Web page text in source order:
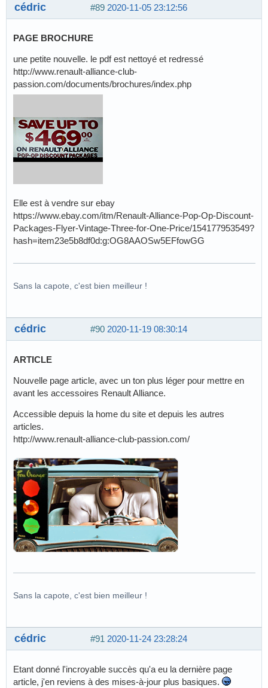
#89 2020-11-05 23:12:56
cédric
PAGE BROCHURE
une petite nouvelle. le pdf est nettoyé et redressé
http://www.renault-alliance-club-
passion.com/documents/brochures/index.php
Elle est à vendre sur ebay
https://www.ebay.com/itm/Renault-Alliance-Pop-Op-Discount-
Packages-Flyer-Vintage-Three-for-One-Price/154177953549?
hash=item23e5b8df0d:g:OG8AAOSw5EFfowGG
Sans la capote, c'est bien meilleur !
#90 2020-11-19 08:30:14
cédric
ARTICLE
Nouvelle page article, avec un ton plus léger pour mettre en
avant les accessoires Renault Alliance.
Accessible depuis la home du site et depuis les autres
articles.
http://www.renault-alliance-club-passion.com/
Sans la capote, c'est bien meilleur !
#91 2020-11-24 23:28:24
cédric
Etant donné l'incroyable succès qu'a eu la dernière page
article, j'en reviens à des mises-à-jour plus basiques.